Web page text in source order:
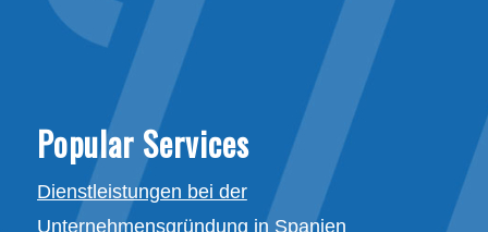
Popular Services
Dienstleistungen bei der
Unternehmensgründung in Spanien